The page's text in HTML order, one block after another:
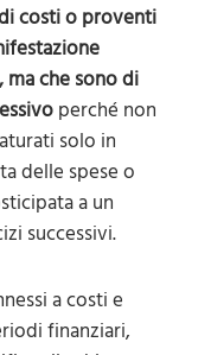
costi o proventi
ma che sono di
perché non
solo in
delle spese o
a un
successivi.
a costi e
finanziari,